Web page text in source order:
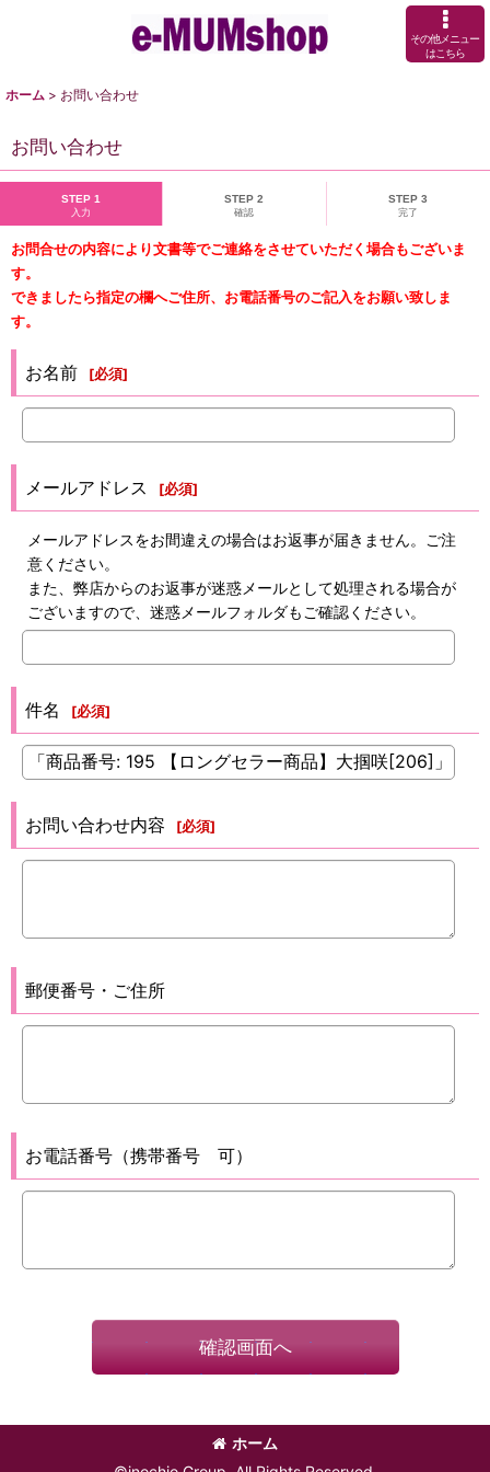
その他メニュー
はこちら
ホーム > お問い合わせ
お問い合わせ
STEP 1
入力
STEP 2
確認
STEP 3
完了
お問合せの内容により文書等でご連絡をさせていただく場合もございま
す。
できましたら指定の欄へご住所、お電話番号のご記入をお願い致しま
す。
お名前 [必須]
メールアドレス [必須]
メールアドレスをお間違えの場合はお返事が届きません。ご注
意ください。
また、弊店からのお返事が迷惑メールとして処理される場合が
ございますので、迷惑メールフォルダもご確認ください。
件名 [必須]
お問い合わせ内容 [必須]
郵便番号・ご住所
お電話番号（携帯番号 可）
確認画面へ
ホーム